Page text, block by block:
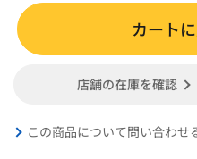
カート
店舗の在庫を確認
この商品について問い合わせ